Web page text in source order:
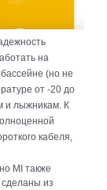
на
(но не
от -20 до
и лыжникам. К
кабеля,
MI также
из